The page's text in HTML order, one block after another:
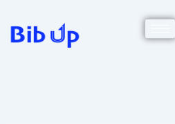
contenido